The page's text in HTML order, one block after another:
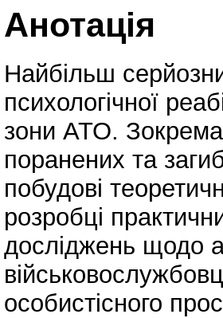
Анотація
Найбільш
психологічної
зони АТО. Зокрема
поранених та
побудові
розробці
досліджень щодо
особистісного